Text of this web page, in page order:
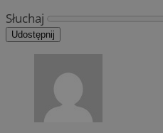
Słuchaj
Udostępnij